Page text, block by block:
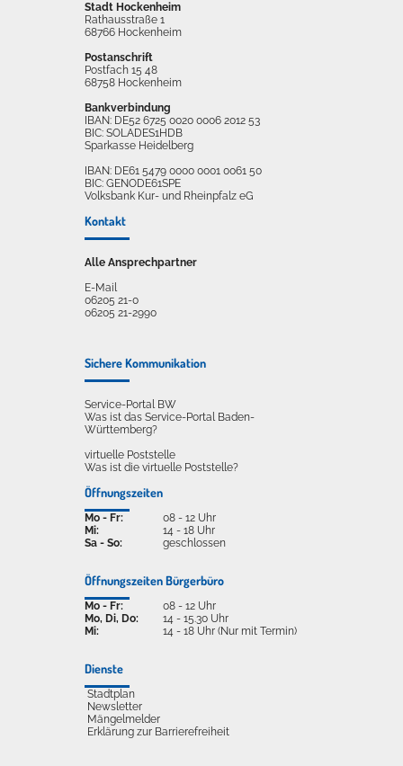
Stadt Hockenheim
Rathausstraße 1
68766 Hockenheim
Postanschrift
Postfach 15 48
68758 Hockenheim
Bankverbindung
IBAN: DE52 6725 0020 0006 2012 53
BIC: SOLADES1HDB
Sparkasse Heidelberg
IBAN: DE61 5479 0000 0001 0061 50
BIC: GENODE61SPE
Volksbank Kur- und Rheinpfalz eG
Kontakt
Alle Ansprechpartner
E-Mail
06205 21-0
06205 21-2990
Sichere Kommunikation
Service-Portal BW
Was ist das Service-Portal Baden-
Württemberg?
virtuelle Poststelle
Was ist die virtuelle Poststelle?
Öffnungszeiten
Mo - Fr:
Mi:
Sa - So:
08 - 12 Uhr
14 - 18 Uhr
geschlossen
Öffnungszeiten Bürgerbüro
Mo - Fr:
Mo, Di, Do:
Mi:
08 - 12 Uhr
14 - 15.30 Uhr
14 - 18 Uhr (Nur mit Termin)
Dienste
Stadtplan
Newsletter
Mängelmelder
Erklärung zur Barrierefreiheit